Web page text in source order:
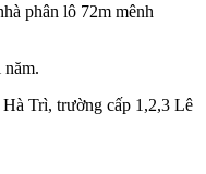
phân lô 72m mênh
Trì, trường cấp 1,2,3 Lê